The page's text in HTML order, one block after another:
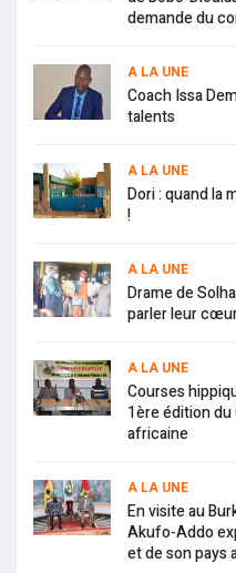
demande du
A LA UNE
Coach Issa
talents
A LA UNE
Dori : quand la
!
A LA UNE
Drame de
parler leur
A LA UNE
Courses
1ère édition du
africaine
A LA UNE
En visite au
Akufo-Addo
et de son pays